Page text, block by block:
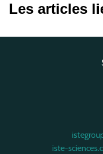
Les articles
iste-